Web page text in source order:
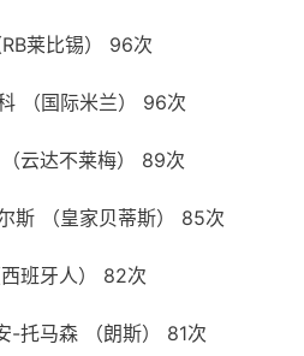
RB莱比锡） 96次
（国际米兰） 96次
云达不莱梅） 89次
斯 （皇家贝蒂斯） 85次
西班牙人） 82次
-托马森 （朗斯） 81次